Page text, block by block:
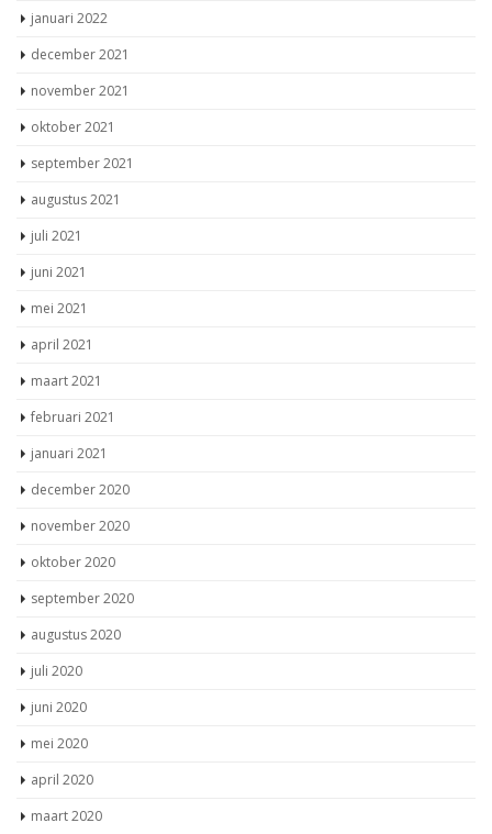
april 2022
maart 2022
februari 2022
januari 2022
december 2021
november 2021
oktober 2021
september 2021
augustus 2021
juli 2021
juni 2021
mei 2021
april 2021
maart 2021
februari 2021
januari 2021
december 2020
november 2020
oktober 2020
september 2020
augustus 2020
juli 2020
juni 2020